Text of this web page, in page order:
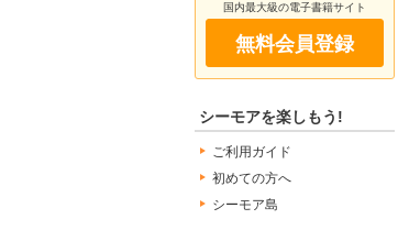
国内最大級の電子書籍サイト
無料会員登録
シーモアを楽しもう!
ご利用ガイド
初めての方へ
シーモア島